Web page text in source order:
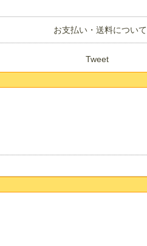
お支払い・送料について
Tweet